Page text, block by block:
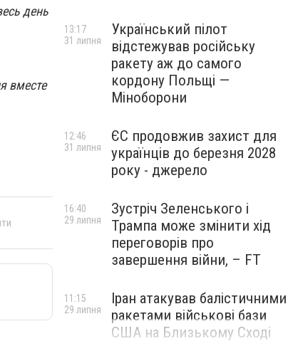
день
вместе
Український пілот
відстежував російську
ракету аж до самого
кордону Польщі —
Міноборони
13:17
31 липня
ЄС продовжив захист для
українців до березня 2028
року - джерело
12:46
31 липня
Зустріч Зеленського і
Трампа може змінити хід
переговорів про
завершення війни, – FT
16:40
29 липня
Іран атакував балістичними
ракетами військові бази
США на Близькому Сході
11:15
29 липня